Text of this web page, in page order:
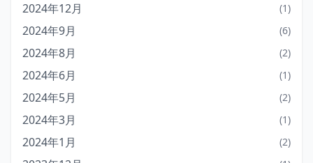
2024年12月 (1)
2024年9月 (6)
2024年8月 (2)
2024年6月 (1)
2024年5月 (2)
2024年3月 (1)
2024年1月 (2)